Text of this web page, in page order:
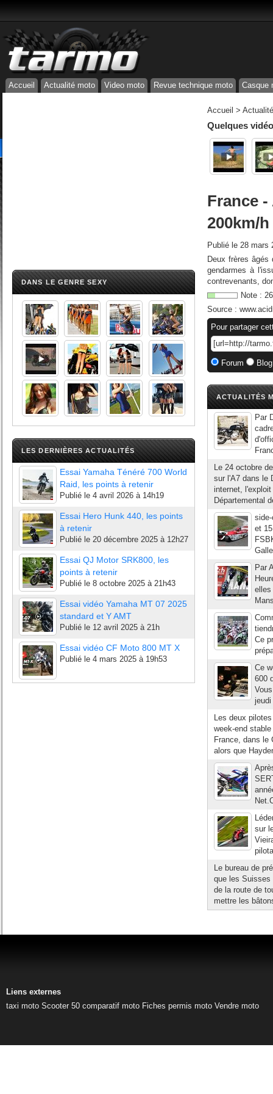
Accueil Actualité moto Video moto Revue technique moto Casque
DANS LE GENRE SEXY
LES DERNIÈRES ACTUALITÉS
Essai Yamaha Ténéré 700 World
Raid, les points à retenir
Publié le 4 avril 2026 à 14h19
Essai Hero Hunk 440, les points
à retenir
Publié le 20 décembre 2025 à 12h27
Essai QJ Motor SRK800, les
points à retenir
Publié le 8 octobre 2025 à 21h43
Essai vidéo Yamaha MT 07 2025
standard et Y AMT
Publié le 12 avril 2025 à 21h
Essai vidéo CF Moto 800 MT X
Publié le 4 mars 2025 à 19h53
Accueil >
Quelques
France
200km/
Publié le 28 mars
Deux frères
gendarmes à
contrevenants,
Note : 26
Source :
Pour partager
Forum
ACTUALITÉS
Par
Le 24 octobre
sur l'A7 dans le
internet,
Départemental
et
Par
elles
Ce
Ce
600
Les deux
week-end
France, dans le
alors que
sur
Le bureau de
que les Suisses
de la route de
mettre les
Liens externes
taxi moto Scooter 50 comparatif moto Fiches permis moto Vendre moto